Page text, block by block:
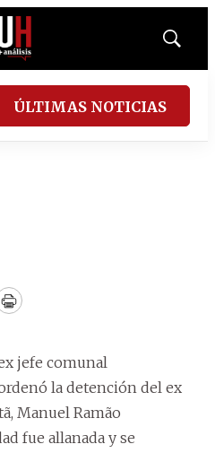
Mostrar
ÚLTIMAS NOTICIAS
Print
jefe comunal
la detención del ex
Manuel Ramão
fue allanada y se